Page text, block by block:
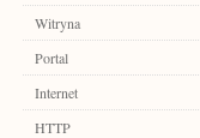
Witryna
Portal
Internet
HTTP